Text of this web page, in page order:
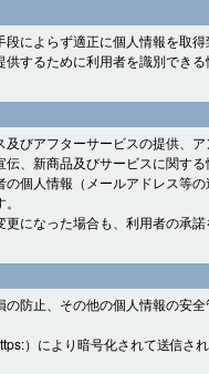
によらず適正に個人情報を取得
するために利用者を識別でき
びアフターサービスの提供、
、新商品及びサービスに関す
個人情報（メールアドレス等
になった場合も、利用者の承
防止、その他の個人情報の安
）により暗号化されて送信さ